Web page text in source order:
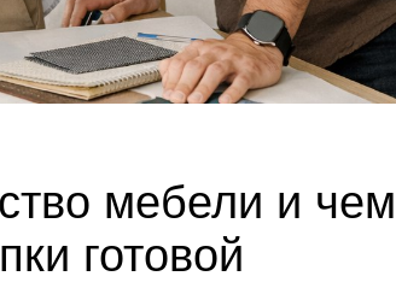
мебели и чем
готовой